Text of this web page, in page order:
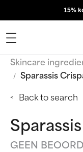
15%
Skincare
Sparassis
Back to search
GEEN